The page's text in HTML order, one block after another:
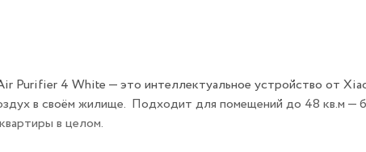
Purifier 4 White — это интеллектуальное устройство от
в своём жилище. Подходит для помещений до 48 кв.м —
в целом.